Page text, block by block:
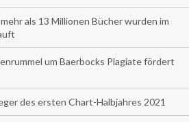
als 13 Millionen Bücher wurden im
um Baerbocks Plagiate fördert
des ersten Chart-Halbjahres 2021